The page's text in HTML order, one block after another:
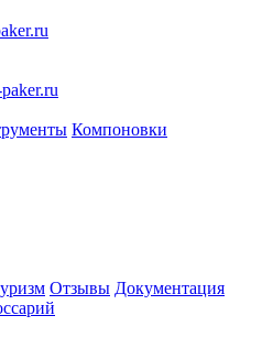
Компоновки
Отзывы Документация